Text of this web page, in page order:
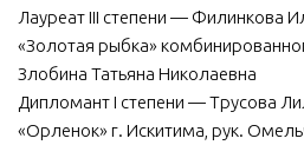
Лауреат III степени — Филинкова
«Золотая рыбка»
Злобина Татьяна Николаевна
Дипломант I степени — Трусова
«Орленок» г. Искитима, рук.